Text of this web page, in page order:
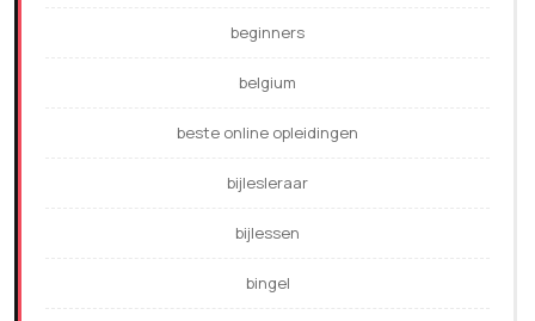
beginners
belgium
beste online opleidingen
bijlesleraar
bijlessen
bingel